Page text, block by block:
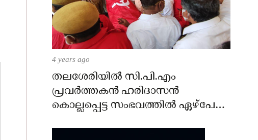
4 years ago
തലശേരിയില്‍ സി.പി.എം
പ്രവര്‍ത്തകന്‍ ഹരിദാസന്‍
കൊല്ലപ്പെട്ട സംഭവത്തില്‍ ഏഴ്പേര്‍